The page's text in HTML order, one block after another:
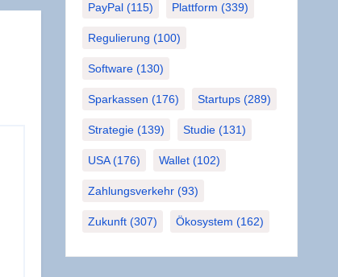
PayPal(115) Plattform (339)
Regulierung (100)
Software(130)
Sparkassen (176) Startups(289)
Strategie(139) Studie(131)
USA(176) Wallet(102)
Zahlungsverkehr(93)
Zukunft(307) Ökosystem (162)